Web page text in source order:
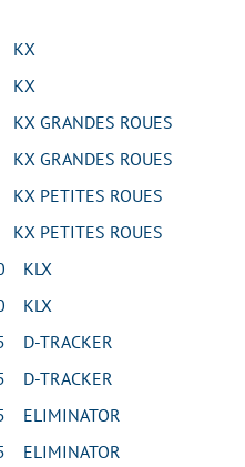
KX
KX
GRANDES ROUES
GRANDES ROUES
PETITES ROUES
PETITES ROUES
KLX
KLX
D-TRACKER
D-TRACKER
ELIMINATOR
ELIMINATOR